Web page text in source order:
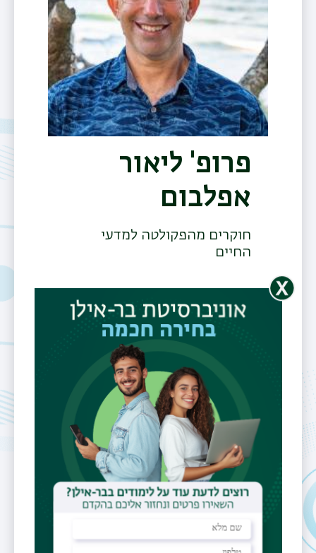
פרופ' ליאור
אפלבום
חוקרים מהפקולטה למדעי
החיים
דוא"ל
lior.appelbaum@biu.ac.il
appelbaumlab@gmail.com
אתר אישי
https://www.appelbaumlab.org/
מדעי מוח
מולקולריים
תחומי מחקר
Molecular Biology|Neural
Interfaces |Developmental
Neuropharmacology
Neurodegenerative Diseases|